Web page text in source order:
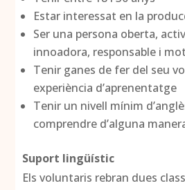
Estar interessat en la
Ser una persona oberta,
innoadora, responsable i
Tenir ganes de fer del seu
experiència d’aprenentatge
Tenir un nivell mínim
comprendre d’alguna
Suport lingüístic
Els voluntaris rebran dues